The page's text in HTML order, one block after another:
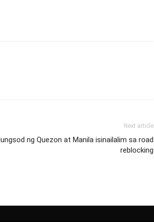
Next article
ng Quezon at Manila isinailalim sa road
reblocking